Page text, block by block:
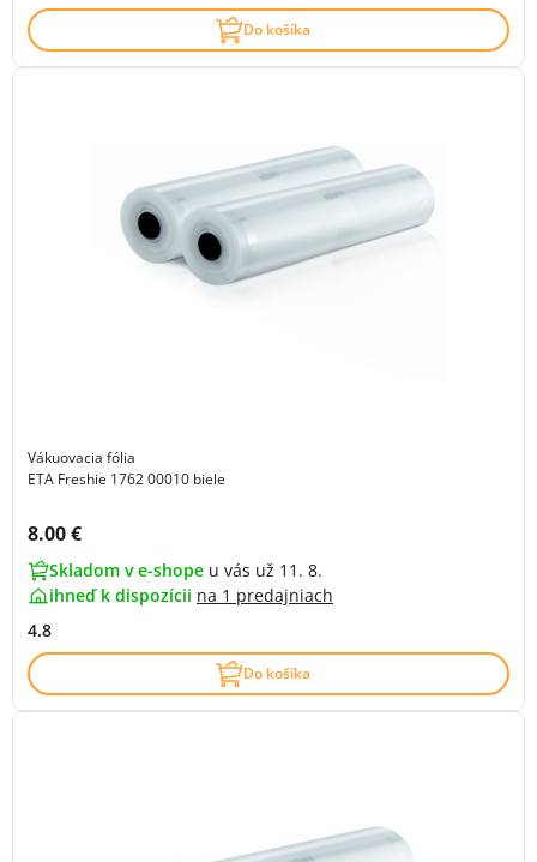
Do košíka
Vákuovacia fólia
ETA Freshie 1762 00010 biele
Cena s DPH:
8.00 €
Skladom v e-shope u vás už 11. 8.
ihneď k dispozícii na 1 predajniach
4.8
Do košíka